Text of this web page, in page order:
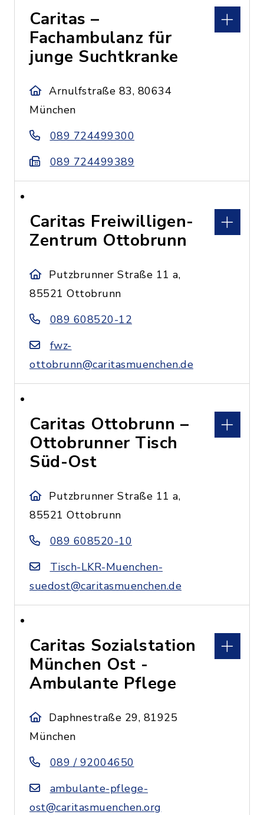
Caritas –
Fachambulanz für
junge Suchtkranke
Arnulfstraße 83, 80634
München
089 724499300
089 724499389
Caritas Freiwilligen-
Zentrum Ottobrunn
Putzbrunner Straße 11 a,
85521 Ottobrunn
089 608520-12
fwz-
ottobrunn@caritasmuenchen.de
Caritas Ottobrunn –
Ottobrunner Tisch
Süd-Ost
Putzbrunner Straße 11 a,
85521 Ottobrunn
089 608520-10
Tisch-LKR-Muenchen-
suedost@caritasmuenchen.de
Caritas Sozialstation
München Ost -
Ambulante Pflege
Daphnestraße 29, 81925
München
089 / 92004650
ambulante-pflege-
ost@caritasmuenchen.org